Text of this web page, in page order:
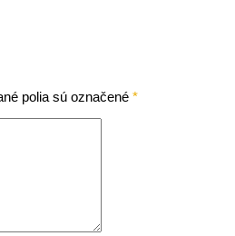
polia sú označené *